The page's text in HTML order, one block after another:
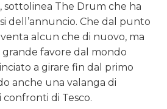
sottolinea The Drum che ha
dell’annuncio. Che dal punto
alcun che di nuovo, ma
favore dal mondo
a girare fin dal primo
anche una valanga di
di Tesco.